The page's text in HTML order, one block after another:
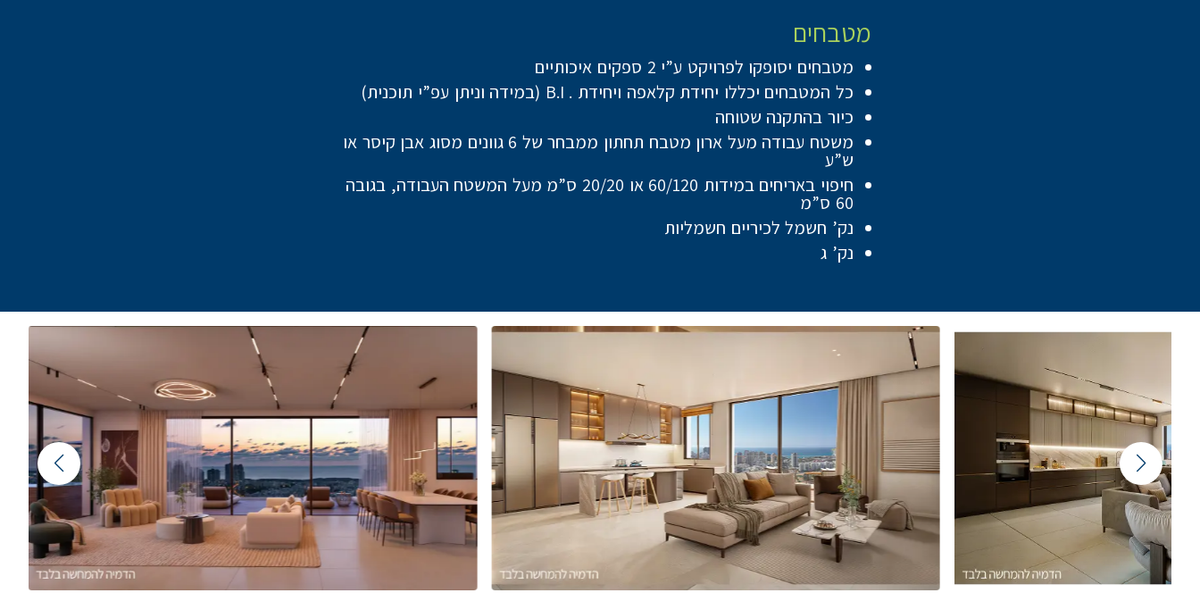
מטבחים
מטבחים יסופקו לפרויקט ע”י 2 ספקים איכותיים
כל המטבחים יכללו יחידת קלאפה ויחידת . B.I (במידה וניתן עפ”י תוכנית)
כיור בהתקנה שטוחה
משטח עבודה מעל ארון מטבח תחתון ממבחר של 6 גוונים מסוג אבן קיסר או
ש”ע
חיפוי באריחים במידות 60/120 או 20/20 ס”מ מעל המשטח העבודה, בגובה
60 ס”מ
נק’ חשמל לכיריים חשמליות
נק’ ג
Featured Content Slider